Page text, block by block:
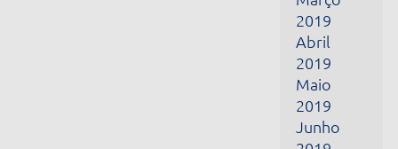
Julho
2019
Agosto
2019
Setembro
2019
Outubro